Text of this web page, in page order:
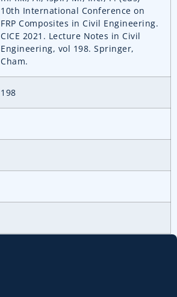
10th International Conference on
FRP Composites in Civil Engineering.
CICE 2021. Lecture Notes in Civil
Engineering, vol 198. Springer,
Cham.
198